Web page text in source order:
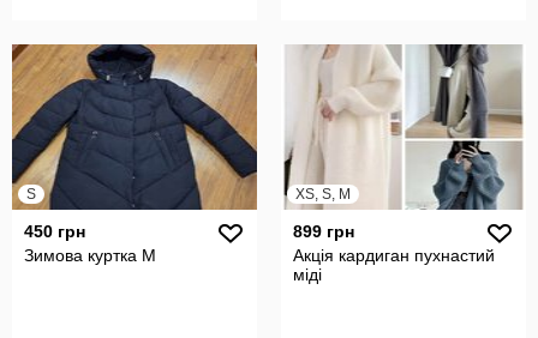
S
450 грн
Зимова куртка М
XS, S, M
899 грн
Акція кардиган пухнастий
міді